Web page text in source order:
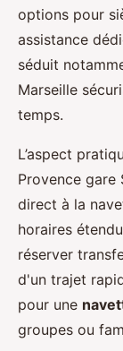
options pour
assistance
séduit
Marseille
temps.
L’aspect
Provence gare
direct à la
horaires
réserver
d'un trajet
pour une
groupes ou